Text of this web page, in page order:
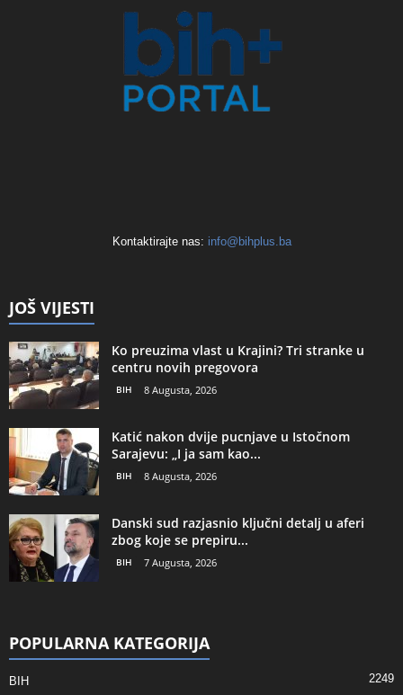
Kontaktirajte nas: info@bihplus.ba
JOŠ VIJESTI
Ko preuzima vlast u Krajini? Tri stranke u
centru novih pregovora
BIH 8 Augusta, 2026
Katić nakon dvije pucnjave u Istočnom
Sarajevu: „I ja sam kao...
BIH 8 Augusta, 2026
Danski sud razjasnio ključni detalj u aferi
zbog koje se prepiru...
BIH 7 Augusta, 2026
POPULARNA KATEGORIJA
BIH 2249